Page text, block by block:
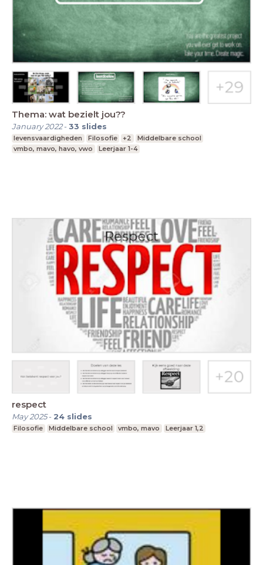
Thema: wat bezielt jou??
January 2022-33 slides
levensvaardigheden Filosofie +2
Middelbare school
vmbo, mavo, havo, vwo
Leerjaar 1-4
respect
May 2025- 24 slides
Filosofie Middelbare school vmbo, mavo Leerjaar 1,2